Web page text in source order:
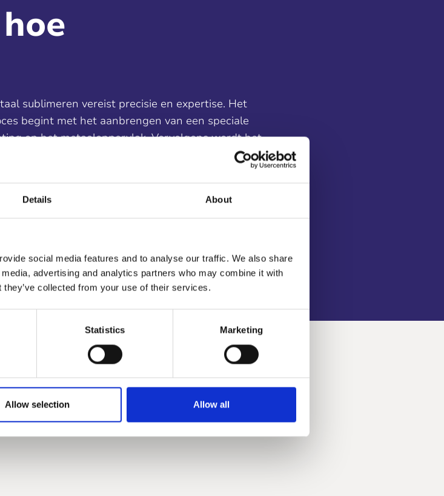
Details About
social media features and to analyse our traffic. We also share
advertising and analytics partners who may combine it with
collected from your use of their services.
Statistics Marketing
Allow selection Allow all
sublimeren vereist precisie en expertise. Het
begint met het aanbrengen van een speciale
op het metaaloppervlak. Vervolgens wordt het
met behulp van warmte en druk in het metaal
waardoor het permanent en krasbestendig
of slijten, zelfs niet onder zware